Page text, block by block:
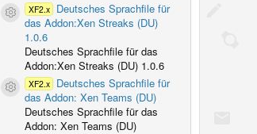
Ressourcen-Icon
XF2.x
Deutsches Sprachfile für
das Addon:Xen Streaks (DU)
1.0.6
Deutsches Sprachfile für das
Addon:Xen Streaks (DU) 1.0.6
Ressourcen-Icon
XF2.x
Deutsches Sprachfile für
das Addon: Xen Teams (DU)
Deutsches Sprachfile für das
Addon: Xen Teams (DU)